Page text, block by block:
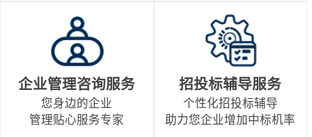
企业管理咨询服务
您身边的企业
管理贴心服务专家
招投标辅导服务
个性化招投标辅导
助力您企业增加中标机率